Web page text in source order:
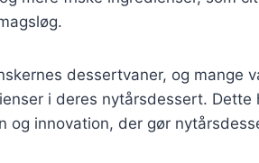
dessertvaner, og mange
i deres nytårsdessert. Dette
innovation, der gør